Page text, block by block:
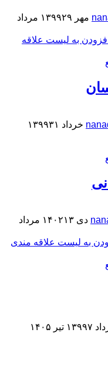
۲۹ مرداد
افزودن به لیست علاقه
۳۱
۱۳ مرداد
به لیست علاقه مندی
۷ تیر ۱۴۰۵